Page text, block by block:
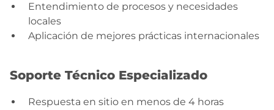
Entendimiento de procesos y necesidades
locales
Aplicación de mejores prácticas internacionales
Soporte Técnico Especializado
Respuesta en sitio en menos de 4 horas